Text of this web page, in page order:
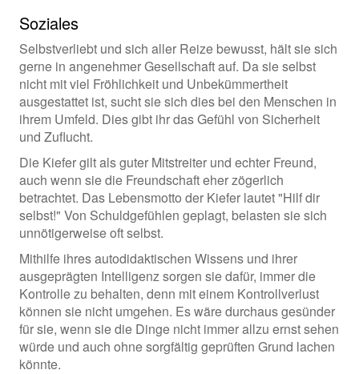
Soziales
Selbstverliebt und sich aller Reize bewusst, hält sie sich
gerne in angenehmer Gesellschaft auf. Da sie selbst
nicht mit viel Fröhlichkeit und Unbekümmertheit
ausgestattet ist, sucht sie sich dies bei den Menschen in
ihrem Umfeld. Dies gibt ihr das Gefühl von Sicherheit
und Zuflucht.
Die Kiefer gilt als guter Mitstreiter und echter Freund,
auch wenn sie die Freundschaft eher zögerlich
betrachtet. Das Lebensmotto der Kiefer lautet "Hilf dir
selbst!" Von Schuldgefühlen geplagt, belasten sie sich
unnötigerweise oft selbst.
Mithilfe ihres autodidaktischen Wissens und ihrer
ausgeprägten Intelligenz sorgen sie dafür, immer die
Kontrolle zu behalten, denn mit einem Kontrollverlust
können sie nicht umgehen. Es wäre durchaus gesünder
für sie, wenn sie die Dinge nicht immer allzu ernst sehen
würde und auch ohne sorgfältig geprüften Grund lachen
könnte.